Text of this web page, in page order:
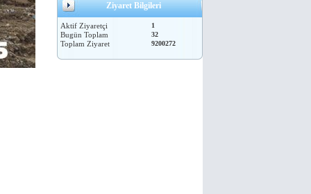
Ziyaret Bilgileri
Aktif Ziyaretçi 1
Bugün Toplam 32
Toplam Ziyaret 9200272